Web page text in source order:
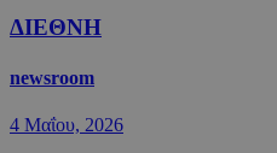
ΔΙΕΘΝΗ
newsroom
4 Μαΐου, 2026